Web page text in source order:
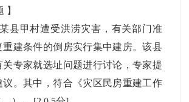
】
县甲村遭受洪涝灾害，有关部门准
重建条件的倒房实行集中建房。该县
关专家就选址问题进行讨论，专家提
议。其中，符合《灾区民房重建工作